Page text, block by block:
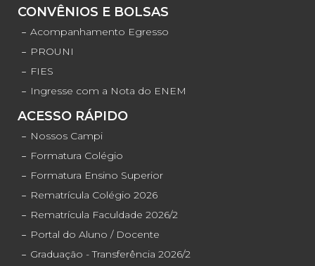
CONVÊNIOS E BOLSAS
Acompanhamento Egresso
PROUNI
FIES
Ingresse com a Nota do ENEM
ACESSO RÁPIDO
Nossos Campi
Formatura Colégio
Formatura Ensino Superior
Rematrícula Colégio 2026
Rematrícula Faculdade 2026/2
Portal do Aluno / Docente
Graduação - Transferência 2026/2